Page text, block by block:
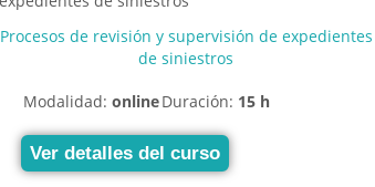
Procesos de revisión y supervisión de expedientes
de siniestros
Modalidad: onlineDuración: 15 h
Ver detalles del curso